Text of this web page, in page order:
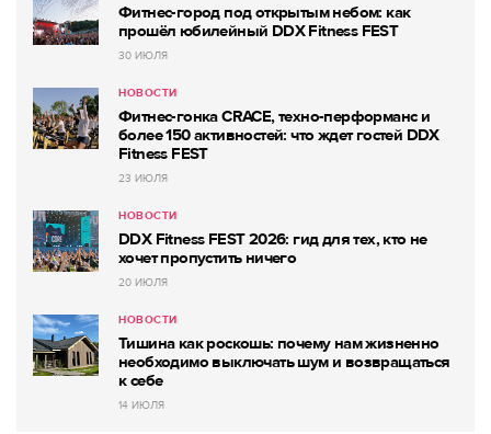
Фитнес-город под открытым небом: как
прошёл юбилейный DDX Fitness FEST
30 ИЮЛЯ
НОВОСТИ
Фитнес-гонка CRACE, техно-перформанс и
более 150 активностей: что ждет гостей DDX
Fitness FEST
23 ИЮЛЯ
НОВОСТИ
DDX Fitness FEST 2026: гид для тех, кто не
хочет пропустить ничего
20 ИЮЛЯ
НОВОСТИ
Тишина как роскошь: почему нам жизненно
необходимо выключать шум и возвращаться
к себе
14 ИЮЛЯ